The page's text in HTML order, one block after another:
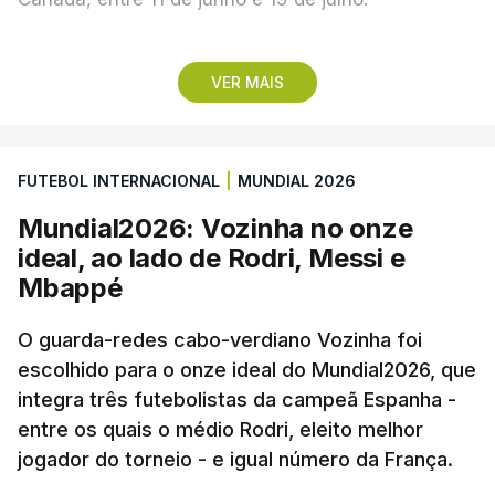
VER MAIS
Lopes Cabral conquistou o prémio graças ao
remate de pé direito que colocou a bola no ângulo
“Foi simplesmente surreal”, disse à FIFA o jogador
dos turcos do Trabzonspor, recordando o momento
que fez Cabo Verde sonhar alto na sua primeira
participação numa fase final de um Mundial.
O ex-lateral do Benfica considerou que o galardão
“é um enorme orgulho e um reconhecimento que
qualquer jogador gostaria de ter”.
FUTEBOL INTERNACIONAL MUNDIAL 2026
Mundial2026: Vozinha no onze
ideal, ao lado de Rodri, Messi e
Mbappé
O guarda-redes cabo-verdiano Vozinha foi
escolhido para o onze ideal do Mundial2026, que
integra três futebolistas da campeã Espanha -
entre os quais o médio Rodri, eleito melhor
jogador do torneio - e igual número da França.